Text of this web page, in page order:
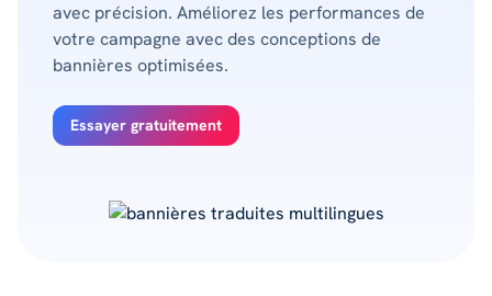
avec précision. Améliorez les performances de
votre campagne avec des conceptions de
bannières optimisées.
Essayer gratuitement